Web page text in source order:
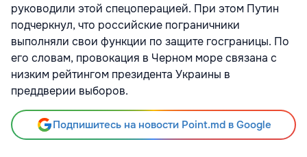
руководили этой спецоперацией. При этом Путин
подчеркнул, что российские пограничники
выполняли свои функции по защите госграницы. По
его словам, провокация в Черном море связана с
низким рейтингом президента Украины в
преддверии выборов.
Подпишитесь на новости Point.md в Google